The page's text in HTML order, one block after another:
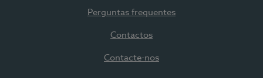
Perguntas frequentes
Contactos
Contacte-nos